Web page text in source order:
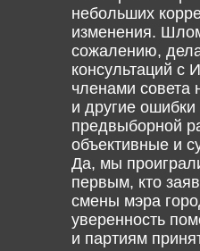
небольших
изменения.
сожалению,
консультаций с
членами
и другие ошибки
предвыборной
объективные и
Да, мы
первым, кто
смены мэра
уверенность
и партиям